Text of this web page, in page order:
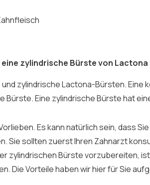
zylindrische Bürste von
zylindrische Lactona-Bürsten. Eine
Bürste. Eine zylindrische Bürste hat
Es kann natürlich sein, dass
Sie sollten zuerst Ihren Zahnarzt
zylindrischen Bürste vorzubereiten,
Die Vorteile haben wir hier für Sie